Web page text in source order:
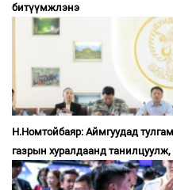
битүүмжлэнэ
Н.Номтойбаяр: Аймгуудад
газрын хуралдаанд